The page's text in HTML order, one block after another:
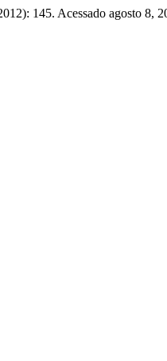
145. Acessado agosto 8,